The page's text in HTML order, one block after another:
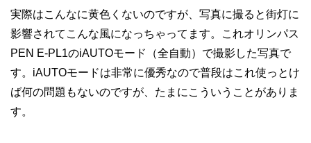
実際はこんなに黄色くないのですが、写真に撮ると街灯に
影響されてこんな風になっちゃってます。これオリンパス
PEN E-PL1のiAUTOモード（全自動）で撮影した写真で
す。iAUTOモードは非常に優秀なので普段はこれ使っとけ
ば何の問題もないのですが、たまにこういうことがありま
す。